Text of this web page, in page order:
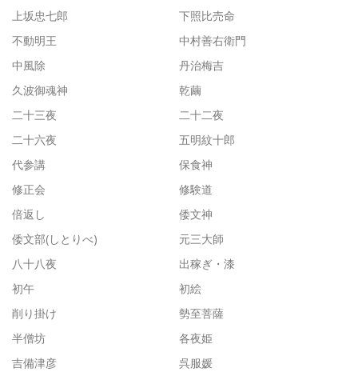
上坂忠七郎
下照比売命
不動明王
中村善右衛門
中風除
丹治梅吉
久波御魂神
乾繭
二十三夜
二十二夜
二十六夜
五明紋十郎
代参講
保食神
修正会
修験道
倍返し
倭文神
倭文部(しとりべ)
元三大師
八十八夜
出稼ぎ・漆
初午
初絵
削り掛け
勢至菩薩
半僧坊
各夜姫
吉備津彦
呉服媛